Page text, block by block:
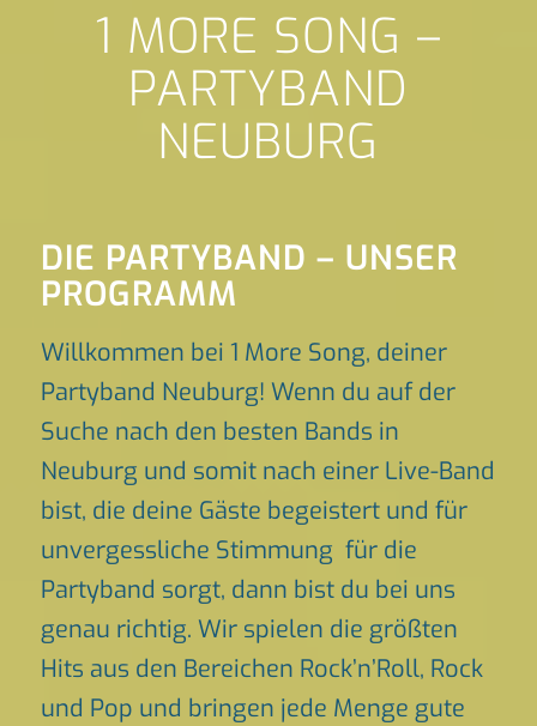
1 MORE SONG –
PARTYBAND
NEUBURG
DIE PARTYBAND – UNSER
PROGRAMM
Willkommen bei 1 More Song, deiner
Partyband Neuburg! Wenn du auf der
Suche nach den besten Bands in
Neuburg und somit nach einer Live-Band
bist, die deine Gäste begeistert und für
unvergessliche Stimmung für die
Partyband sorgt, dann bist du bei uns
genau richtig. Wir spielen die größten
Hits aus den Bereichen Rock’n’Roll, Rock
und Pop und bringen jede Menge gute